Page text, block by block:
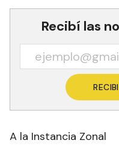
Recibí las
A la Instancia Zonal